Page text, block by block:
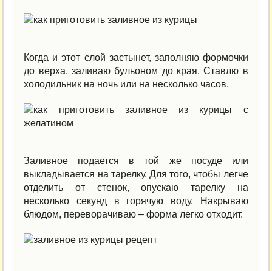
Когда и этот слой застынет, заполняю формочки
до верха, заливаю бульоном до края. Ставлю в
холодильник на ночь или на несколько часов.
Заливное подается в той же посуде или
выкладывается на тарелку. Для того, чтобы легче
отделить от стенок, опускаю тарелку на
несколько секунд в горячую воду. Накрываю
блюдом, переворачиваю – форма легко отходит.